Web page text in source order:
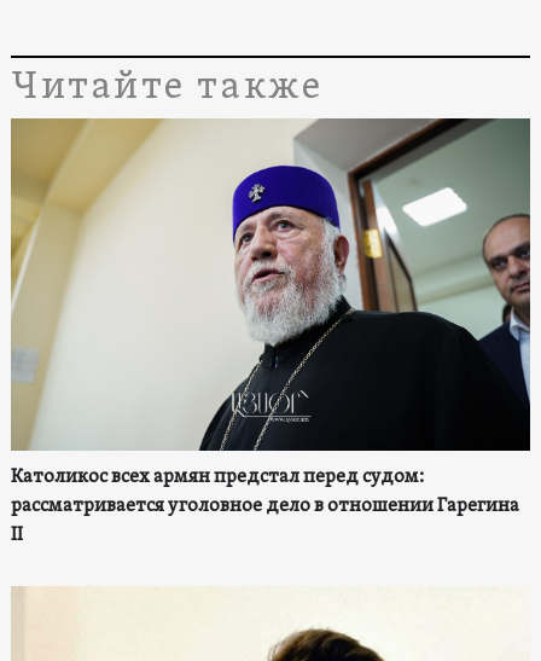
Читайте также
Католикос всех армян предстал перед судом:
рассматривается уголовное дело в отношении Гарегина
II